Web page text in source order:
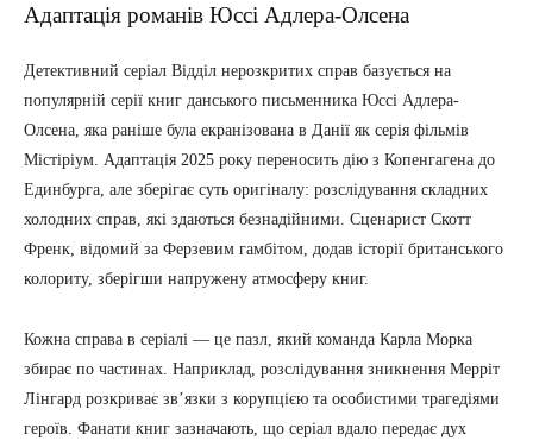
Адаптація романів Юссі Адлера-Олсена
Детективний серіал Відділ нерозкритих справ базується на
популярній серії книг данського письменника Юссі Адлера-
Олсена, яка раніше була екранізована в Данії як серія фільмів
Містіріум. Адаптація 2025 року переносить дію з Копенгагена до
Единбурга, але зберігає суть оригіналу: розслідування складних
холодних справ, які здаються безнадійними. Сценарист Скотт
Френк, відомий за Ферзевим гамбітом, додав історії британського
колориту, зберігши напружену атмосферу книг.
Кожна справа в серіалі — це пазл, який команда Карла Морка
збирає по частинах. Наприклад, розслідування зникнення Мерріт
Лінгард розкриває зв’язки з корупцією та особистими трагедіями
героїв. Фанати книг зазначають, що серіал вдало передає дух